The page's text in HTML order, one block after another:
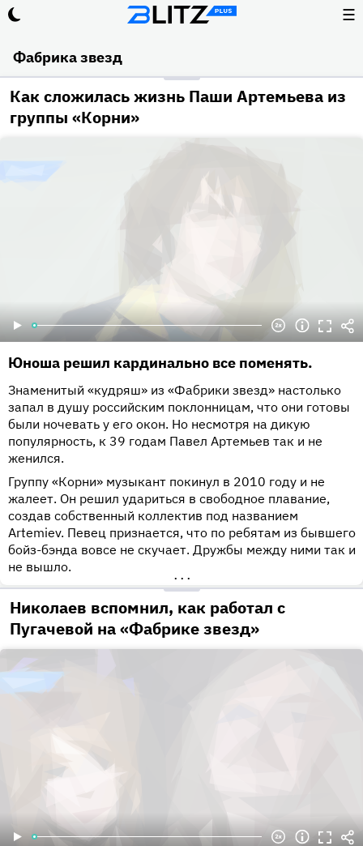
☰
Фабрика звезд
Как сложилась жизнь Паши Артемьева из
группы «Корни»
Юноша решил кардинально все поменять.
Знаменитый «кудряш» из «Фабрики звезд» настолько
запал в душу российским поклонницам, что они готовы
были ночевать у его окон. Но несмотря на дикую
популярность, к 39 годам Павел Артемьев так и не
женился.
Группу «Корни» музыкант покинул в 2010 году и не
жалеет. Он решил удариться в свободное плавание,
создав собственный коллектив под названием
Artemiev. Певец признается, что по ребятам из бывшего
бойз-бэнда вовсе не скучает. Дружбы между ними так и
не вышло.
•••
Николаев вспомнил, как работал с
Пугачевой на «Фабрике звезд»